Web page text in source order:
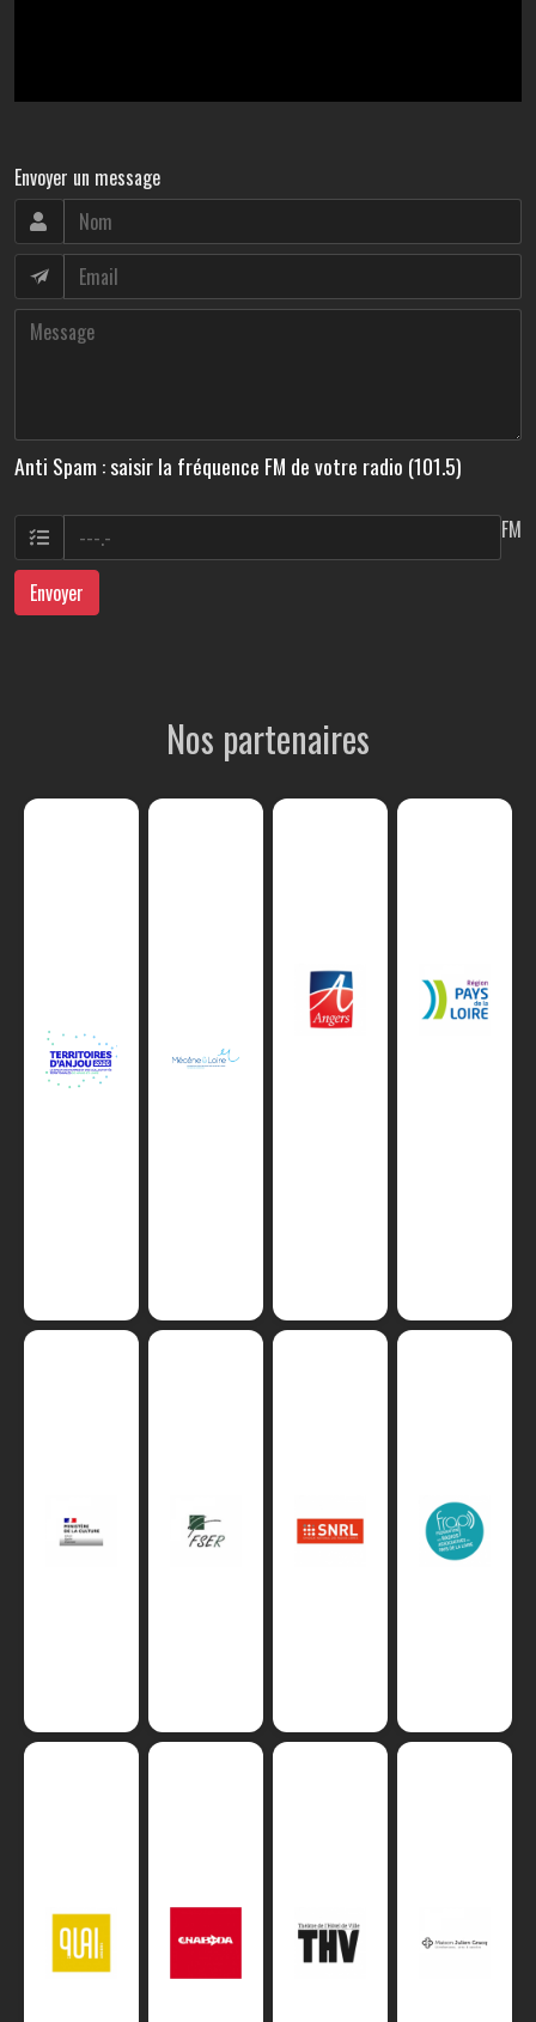
Envoyer un message
Anti Spam : saisir la fréquence FM de votre radio (101.5)
FM
Envoyer
Nos partenaires